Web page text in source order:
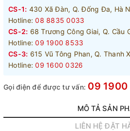
CS-1: 430 Xã Đàn, Q. Đống Đa, Hà
Hotline: 08 8835 0033
CS-2: 68 Trương Công Giai, Q. Cầu
Hotline: 09 1900 8533
CS-3: 615 Vũ Tông Phan, Q. Thanh
Hotline: 09 1600 0326
Gọi điện để được tư vấn: 09
MÔ TẢ SẢN
LIÊN HỆ ĐẶT